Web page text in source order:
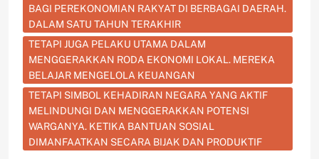
BAGI PEREKONOMIAN RAKYAT DI BERBAGAI DAERAH.
DALAM SATU TAHUN TERAKHIR
TETAPI JUGA PELAKU UTAMA DALAM
MENGGERAKKAN RODA EKONOMI LOKAL. MEREKA
BELAJAR MENGELOLA KEUANGAN
TETAPI SIMBOL KEHADIRAN NEGARA YANG AKTIF
MELINDUNGI DAN MENGGERAKKAN POTENSI
WARGANYA. KETIKA BANTUAN SOSIAL
DIMANFAATKAN SECARA BIJAK DAN PRODUKTIF